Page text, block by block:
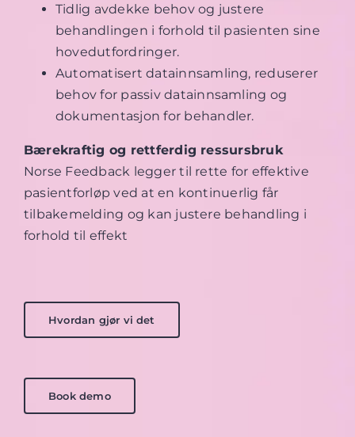
Tidlig avdekke behov og justere
behandlingen i forhold til pasienten sine
hovedutfordringer.
Automatisert datainnsamling, reduserer
behov for passiv datainnsamling og
dokumentasjon for behandler.
Bærekraftig og rettferdig ressursbruk
Norse Feedback legger til rette for effektive
pasientforløp ved at en kontinuerlig får
tilbakemelding og kan justere behandling i
forhold til effekt
Hvordan gjør vi det
Book demo